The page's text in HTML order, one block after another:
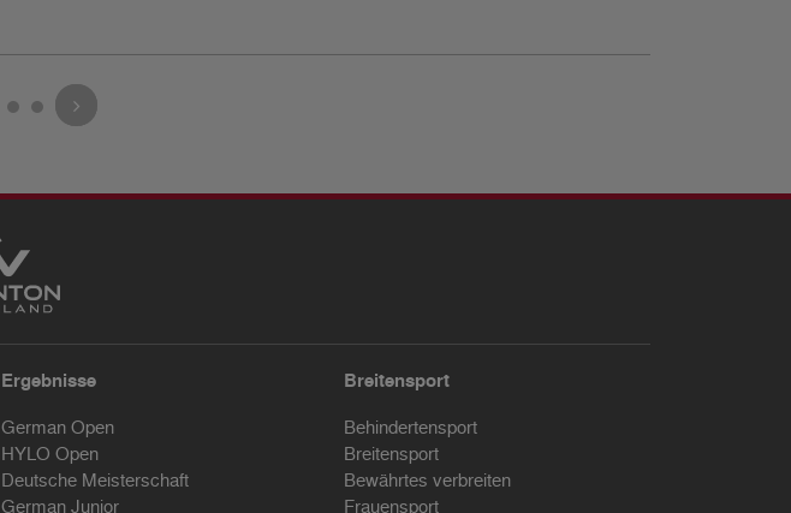
Ergebnisse
German Open
HYLO Open
Deutsche Meisterschaft
German Junior
Breitensport
Behindertensport
Breitensport
Bewährtes verbreiten
Frauensport